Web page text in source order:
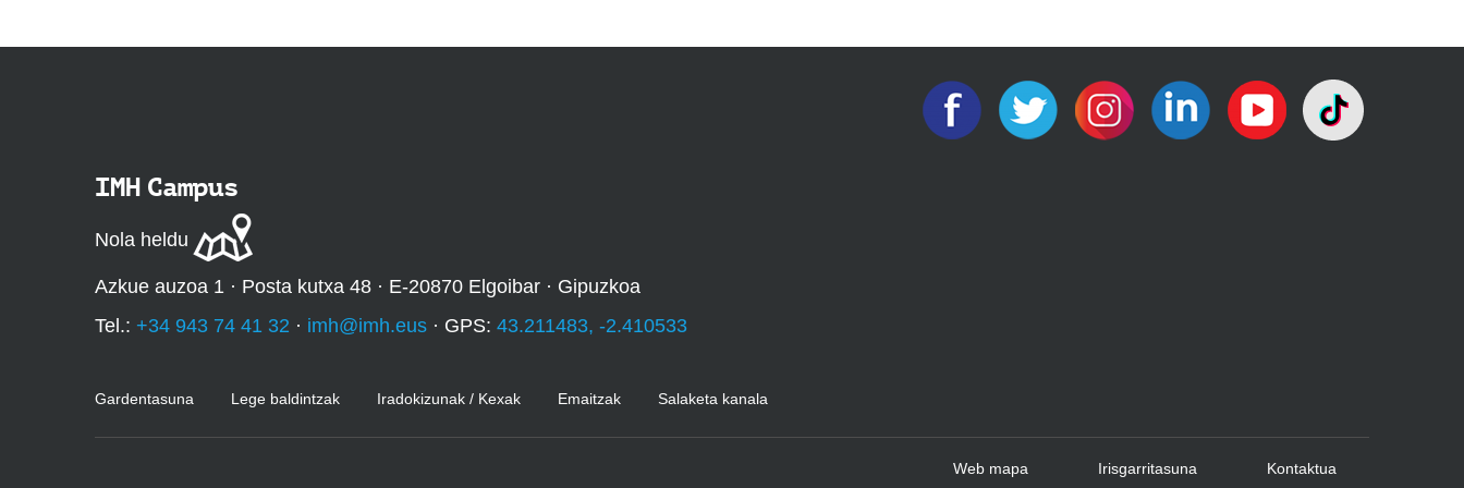
IMH Campus
Nola heldu
Azkue auzoa 1 · Posta kutxa 48 · E-20870 Elgoibar · Gipuzkoa
Tel.: +34 943 74 41 32 · imh@imh.eus · GPS: 43.211483, -2.410533
Gardentasuna Lege baldintzak Iradokizunak / Kexak Emaitzak Salaketa kanala
Web mapa Irisgarritasuna Kontaktua